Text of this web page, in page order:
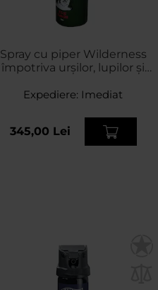
Spray cu piper Wilderness
împotriva urșilor, lupilor și
Expediere: Imediat
345,00 Lei